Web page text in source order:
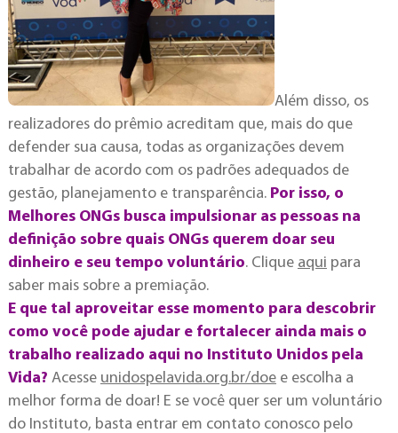
Além disso, os
realizadores do prêmio acreditam que, mais do que
defender sua causa, todas as organizações devem
trabalhar de acordo com os padrões adequados de
gestão, planejamento e transparência. Por isso, o
Melhores ONGs busca impulsionar as pessoas na
definição sobre quais ONGs querem doar seu
dinheiro e seu tempo voluntário. Clique aqui para
saber mais sobre a premiação.
E que tal aproveitar esse momento para descobrir
como você pode ajudar e fortalecer ainda mais o
trabalho realizado aqui no Instituto Unidos pela
Vida? Acesse unidospelavida.org.br/doee escolha a
melhor forma de doar! E se você quer ser um voluntário
do Instituto, basta entrar em contato conosco pelo